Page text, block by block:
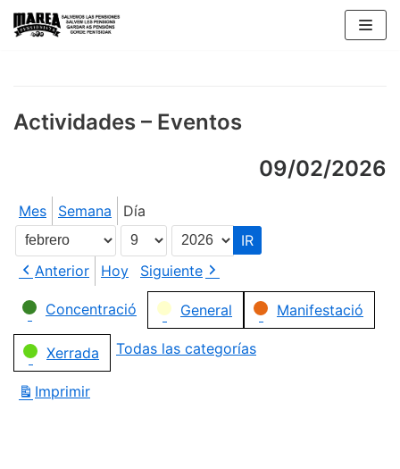
Saltar
Actividades – Eventos
09/02/2026
Mes Semana Día
Mes
Día
Año
Anterior
Hoy
Siguiente
Categorías
Concentració General Manifestació
Xerrada Todas las categorías
Imprimir